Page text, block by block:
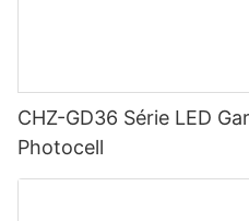
CHZ-GD36 Série LED
Photocell